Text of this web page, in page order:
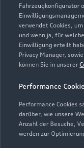
Fahrzeugkonfigurator
verwendet Cookies,
und wenn ja, für
Einwilligung erteilt
Privacy Manager,
können Sie in unserer
Performance
Performance Cookies
darüber, wie unsere
Anzahl der Besuche,
werden zur
Zur Inspektion